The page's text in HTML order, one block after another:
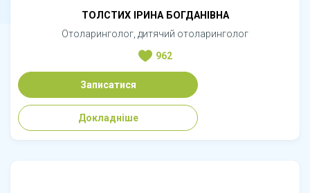
ТОЛСТИХ ІРИНА БОГДАНІВНА
Отоларинголог, дитячий отоларинголог
962
Записатися
Докладніше